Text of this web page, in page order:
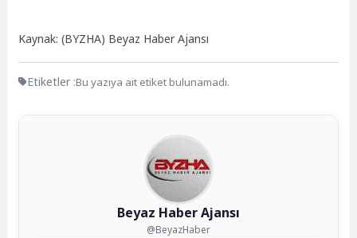
Kaynak: (BYZHA) Beyaz Haber Ajansı
Etiketler :Bu yazıya ait etiket bulunamadı.
Beyaz Haber Ajansı
@BeyazHaber